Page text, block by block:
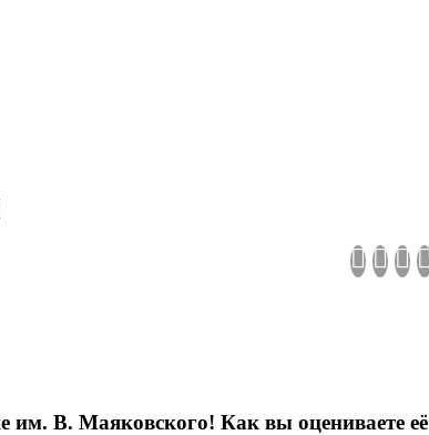
им. В. Маяковского! Как вы оцениваете